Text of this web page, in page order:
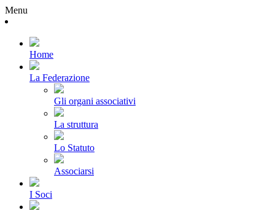
Menu
Home
La Federazione
Gli organi associativi
La struttura
Lo Statuto
Associarsi
I Soci